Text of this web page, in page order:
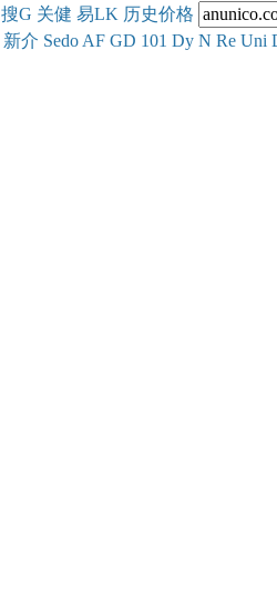
搜G 关健 易LK 历史价格
新介 Sedo AF GD 101 Dy N Re Uni